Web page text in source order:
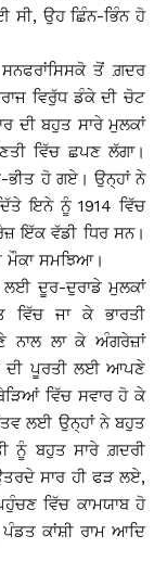
ਉਹ ਛਿੰਨ-ਭਿੰਨ ਹੋ
ਤੋਂ ਗ਼ਦਰ
ਵਿਰੁੱਧ ਡੰਕੇ ਦੀ ਚੋਟ
ਦੀ ਬਹੁਤ ਸਾਰੇ ਮੁਲਕਾਂ
ਵਿੱਚ ਛਪਣ ਲੱਗਾ।
ਹੋ ਗਏ। ਉਨ੍ਹਾਂ ਨੇ
ਇਨੇ ਨੂੰ 1914 ਵਿੱਚ
ਇੱਕ ਵੱਡੀ ਧਿਰ ਸਨ।
ਮੌਕਾ ਸਮਝਿਆ।
ਦੂਰ-ਦੁਰਾਡੇ ਮੁਲਕਾਂ
ਵਿੱਚ ਜਾ ਕੇ ਭਾਰਤੀ
ਨਾਲ ਲਾ ਕੇ ਅੰਗਰੇਜ਼ਾਂ
ਦੀ ਪੂਰਤੀ ਲਈ ਆਪਣੇ
ਵਿੱਚ ਸਵਾਰ ਹੋ ਕੇ
ਲਈ ਉਨ੍ਹਾਂ ਨੇ ਬਹੁਤ
ਨੂੰ ਬਹੁਤ ਸਾਰੇ ਗ਼ਦਰੀ
ਸਾਰ ਹੀ ਫੜ ਲਏ,
ਵਿੱਚ ਕਾਮਯਾਬ ਹੋ
ਕਾਂਸ਼ੀ ਰਾਮ ਆਦਿ